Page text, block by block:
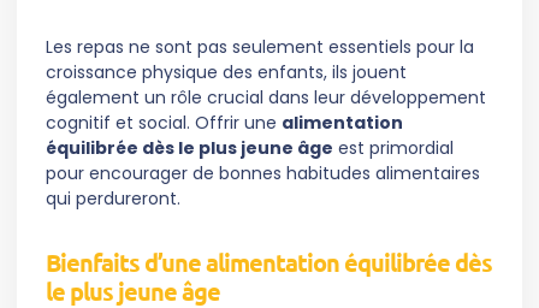
Les repas ne sont pas seulement essentiels pour la
croissance physique des enfants, ils jouent
également un rôle crucial dans leur développement
cognitif et social. Offrir une alimentation
équilibrée dès le plus jeune âge est primordial
pour encourager de bonnes habitudes alimentaires
qui perdureront.
Bienfaits d’une alimentation équilibrée dès
le plus jeune âge